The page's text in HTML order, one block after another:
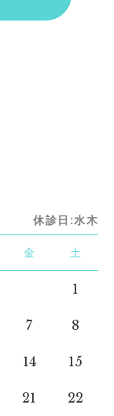
休診日:水木
金 土
1
7 8
14 15
21 22